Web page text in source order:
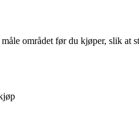
området før du kjøper, slik at